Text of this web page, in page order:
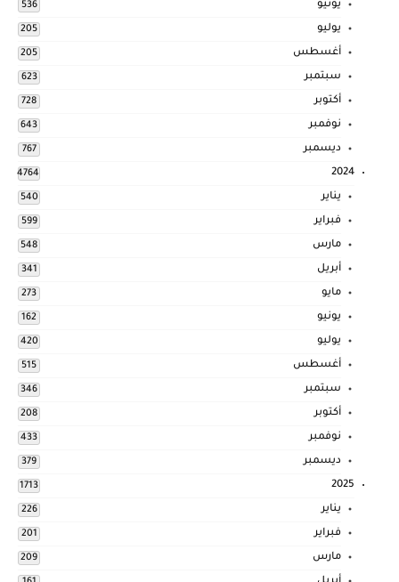
يونيو 536
يوليو 205
أغسطس 205
سبتمبر 623
أكتوبر 728
نوفمبر 643
ديسمبر 767
2024
4764
يناير 540
فبراير 599
مارس 548
أبريل 341
مايو 273
يونيو 162
يوليو 420
أغسطس 515
سبتمبر 346
أكتوبر 208
نوفمبر 433
ديسمبر 379
2025
1713
يناير 226
فبراير 201
مارس 209